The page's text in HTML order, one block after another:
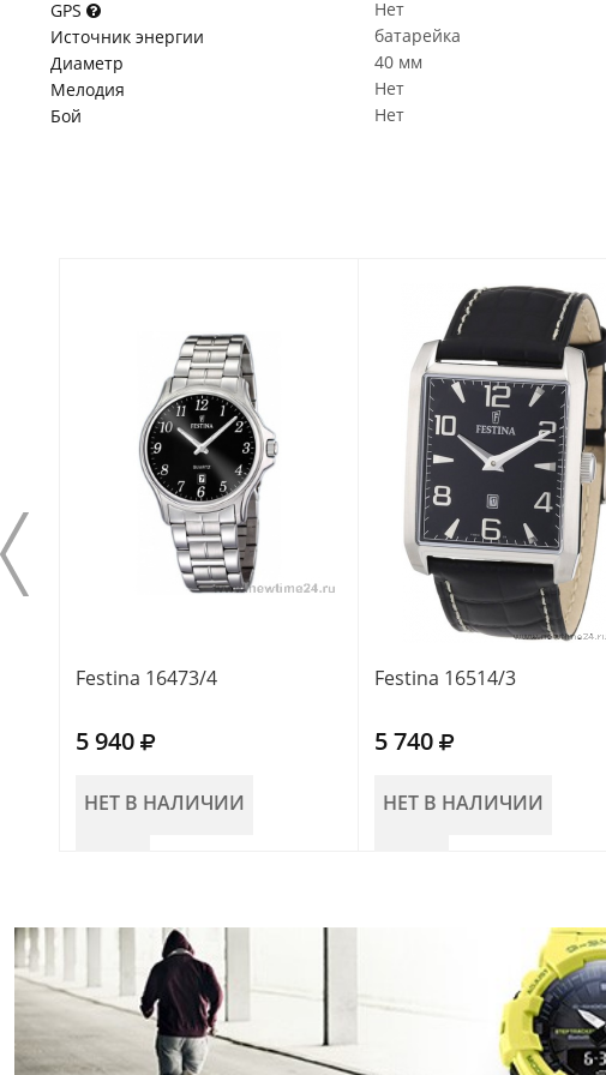
GPS
Нет
Источник энергии
батарейка
Диаметр
40 мм
Мелодия
Нет
Бой
Нет
Festina 16473/4
5 940
НЕТ В НАЛИЧИИ
Festina 16514/3
5 740
НЕТ В НАЛИЧИИ